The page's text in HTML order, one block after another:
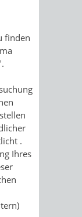
finden
.
Ihres